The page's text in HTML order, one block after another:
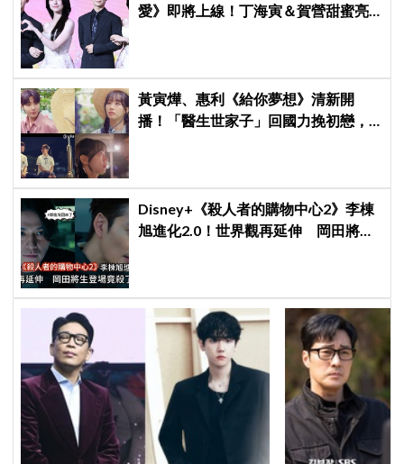
愛》即將上線！丁海寅＆賀營甜蜜亮
黃寅燁、惠利《給你夢想》清新開
播！「醫生世家子」回國力挽初戀，
Disney+《殺人者的購物中心2》李棟
旭進化2.0！世界觀再延伸 岡田將生